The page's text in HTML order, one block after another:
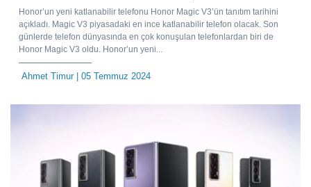
Honor’un yeni katlanabilir telefonu Honor Magic V3’ün tanıtım tarihini
açıkladı. Magic V3 piyasadaki en ince katlanabilir telefon olacak. Son
günlerde telefon dünyasında en çok konuşulan telefonlardan biri de
Honor Magic V3 oldu. Honor’un yeni...
Ahmet Timur| 05 Temmuz 2024